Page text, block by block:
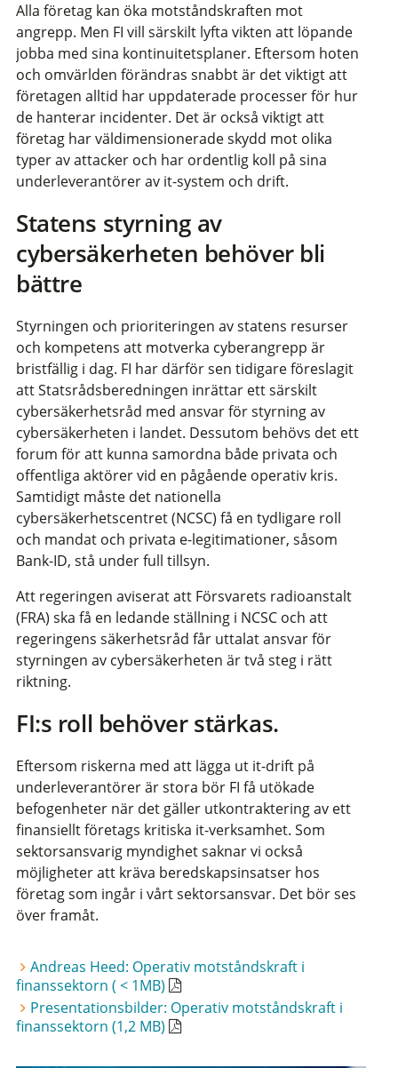
Alla företag kan öka motståndskraften mot
angrepp. Men FI vill särskilt lyfta vikten att löpande
jobba med sina kontinuitetsplaner. Eftersom hoten
och omvärlden förändras snabbt är det viktigt att
företagen alltid har uppdaterade processer för hur
de hanterar incidenter. Det är också viktigt att
företag har väldimensionerade skydd mot olika
typer av attacker och har ordentlig koll på sina
underleverantörer av it-system och drift.
Statens styrning av
cybersäkerheten behöver bli
bättre
Styrningen och prioriteringen av statens resurser
och kompetens att motverka cyberangrepp är
bristfällig i dag. FI har därför sen tidigare föreslagit
att Statsrådsberedningen inrättar ett särskilt
cybersäkerhetsråd med ansvar för styrning av
cybersäkerheten i landet. Dessutom behövs det ett
forum för att kunna samordna både privata och
offentliga aktörer vid en pågående operativ kris.
Samtidigt måste det nationella
cybersäkerhetscentret (NCSC) få en tydligare roll
och mandat och privata e-legitimationer, såsom
Bank-ID, stå under full tillsyn.
Att regeringen aviserat att Försvarets radioanstalt
(FRA) ska få en ledande ställning i NCSC och att
regeringens säkerhetsråd får uttalat ansvar för
styrningen av cybersäkerheten är två steg i rätt
riktning.
FI:s roll behöver stärkas.
Eftersom riskerna med att lägga ut it-drift på
underleverantörer är stora bör FI få utökade
befogenheter när det gäller utkontraktering av ett
finansiellt företags kritiska it-verksamhet. Som
sektorsansvarig myndighet saknar vi också
möjligheter att kräva beredskapsinsatser hos
företag som ingår i vårt sektorsansvar. Det bör ses
över framåt.
Andreas Heed: Operativ motståndskraft i
finanssektorn ( < 1MB)
Presentationsbilder: Operativ motståndskraft i
finanssektorn (1,2 MB)